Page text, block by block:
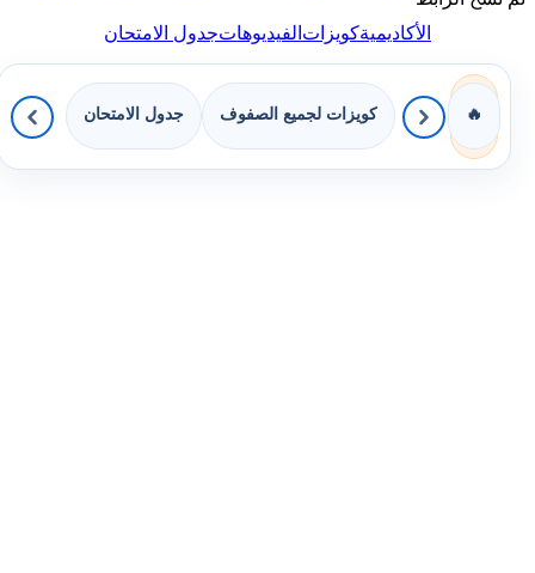
الأكاديميةكويزاتالفيديوهاتجدول الامتحان
🔥 كويزات لجميع الصفوف جدول الامتحان